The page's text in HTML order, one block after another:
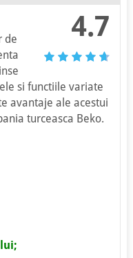
4.7
de
si functiile variate
avantaje ale acestui
turceasca Beko.